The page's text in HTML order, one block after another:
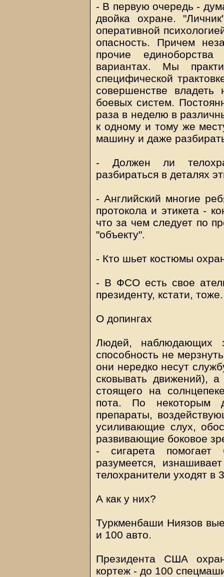
- В первую очередь -
двойка охране.
оперативной
опасность. Причем
прочие
вариантах. Мы
специфической
совершенстве
боевых систем.
раза в неделю в
к одному и тому же
машину и даже
- Должен ли
разбираться в деталях
- Английский многие
протокола и этикета -
что за чем следует по
"объекту".
- Кто шьет костюмы
- В ФСО есть свое
президенту, кстати, тоже.
О допингах
Людей, наблюдающих
способность не
они нередко несут
сковывать движений),
стоящего на
пота. По некоторым
препараты,
усиливающие слух,
развивающие боковое
- сигарета
разумеется,
телохранители уходят в
А как у них?
Туркменбаши Ниязов
и 100 авто.
Президента США
кортеж - до 100